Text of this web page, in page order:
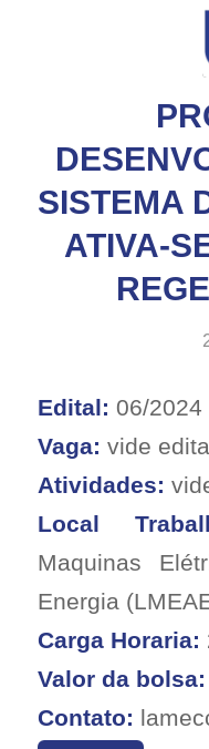
SISTEMA
ATIVA-
Edital: 06/2024
Vaga: vide
Atividades:
Local
Maquinas
Energia
Carga Horaria:
Valor da bolsa:
Contato: